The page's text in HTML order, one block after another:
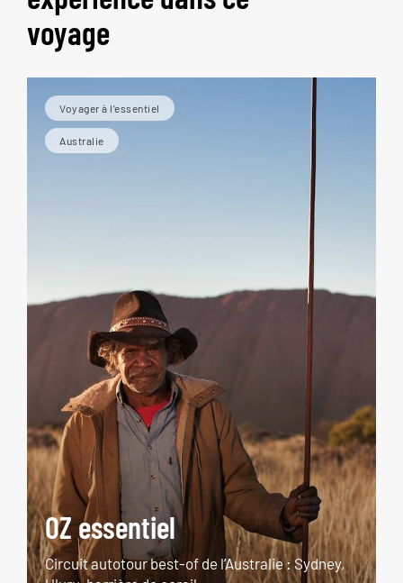
voyage
Voyager à l’essentiel
Australie
OZ essentiel
Circuit autotour best-of de l’Australie : Sydney,